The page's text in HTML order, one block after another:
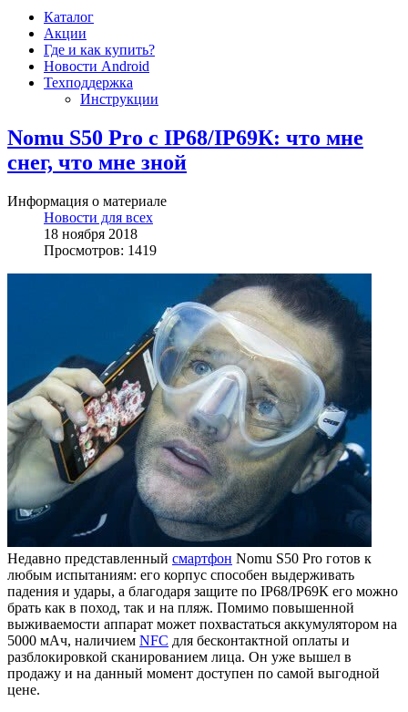
Каталог
Акции
Где и как купить?
Новости Android
Техподдержка
Инструкции
Nomu S50 Pro с IP68/IP69К: что мне
снег, что мне зной
Информация о материале
Новости для всех
18 ноября 2018
Просмотров: 1419
Недавно представленный смартфон Nomu S50 Pro готов к
любым испытаниям: его корпус способен выдерживать
падения и удары, а благодаря защите по IP68/IP69К его можно
брать как в поход, так и на пляж. Помимо повышенной
выживаемости аппарат может похвастаться аккумулятором на
5000 мАч, наличием NFC для бесконтактной оплаты и
разблокировкой сканированием лица. Он уже вышел в
продажу и на данный момент доступен по самой выгодной
цене.